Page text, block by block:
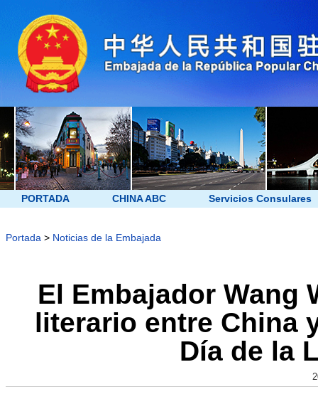
PORTADA CHINA ABC Servicios Consulares
Portada > Noticias de la Embajada
El Embajador Wang
literario entre China
Día de la